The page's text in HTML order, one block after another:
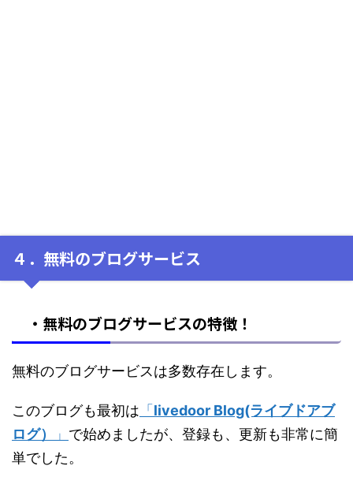
４．無料のブログサービス
・無料のブログサービスの特徴！
無料のブログサービスは多数存在します。
このブログも最初は 「 livedoor Blog(ライブドアブ
ログ）
」 で始めましたが、登録も、更新も非常に簡
単でした。